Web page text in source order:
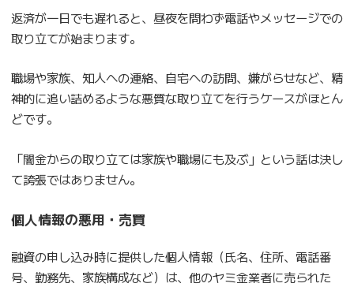
返済が一日でも遅れると、昼夜を問わず電話やメッセージでの
取り立てが始まります。
職場や家族、知人への連絡、自宅への訪問、嫌がらせなど、精
神的に追い詰めるような悪質な取り立てを行うケースがほとん
どです。
「闇金からの取り立ては家族や職場にも及ぶ」という話は決し
て誇張ではありません。
個人情報の悪用・売買
融資の申し込み時に提供した個人情報（氏名、住所、電話番
号、勤務先、家族構成など）は、他のヤミ金業者に売られた